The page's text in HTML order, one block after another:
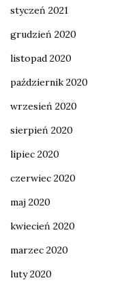
styczeń 2021
grudzień 2020
listopad 2020
październik 2020
wrzesień 2020
sierpień 2020
lipiec 2020
czerwiec 2020
maj 2020
kwiecień 2020
marzec 2020
luty 2020